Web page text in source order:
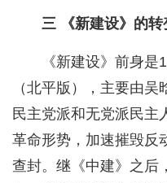
三 《新建设》的
《新建设》前身是
（北平版），主要由
民主党派和无党派民主
革命形势，加速摧毁反
查封。继《中建》之后